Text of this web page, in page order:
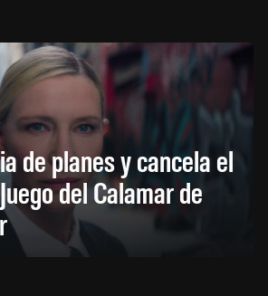
de planes y cancela el
del Calamar de